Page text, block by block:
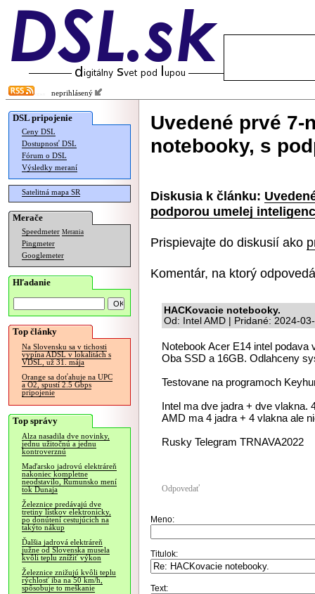
neprihlásený
DSL pripojenie
Ceny DSL
Dostupnosť DSL
Fórum o DSL
Výsledky meraní
Satelitná mapa SR
Merače
Speedmeter Merania
Pingmeter
Googlemeter
Hľadanie
Top články
Na Slovensku sa v tichosti
vypína ADSL v lokalitách s
VDSL, už 31. mája
Orange sa doťahuje na UPC
a O2, spustí 2.5 Gbps
pripojenie
Top správy
Alza nasadila dve novinky,
jednu užitočnú a jednu
kontroverznú
Maďarsko jadrovú elektráreň
nakoniec kompletne
neodstavilo, Rumunsko mení
tok Dunaja
Železnice predávajú dve
tretiny lístkov elektronicky,
po donútení cestujúcich na
takýto nákup
Ďalšia jadrová elektráreň
južne od Slovenska musela
kvôli teplu znížiť výkon
Železnice znižujú kvôli teplu
rýchlosť iba na 50 km/h,
spôsobuje to meškanie
Uvedené prvé 7-
notebooky, s
Diskusia k článku:
podporou umelej
Prispievajte do diskusií ako
Komentár, na ktorý
HACKovacie notebooky.
Od: Intel AMD | Pridané: 2024-
Notebook Acer E14 intel
Oba SSD a 16GB. Odlahceny
Testovane na programoch
Intel ma dve jadra + dve vlakna.
AMD ma 4 jadra + 4 vlakna ale
Rusky Telegram TRNAVA2022
Odpovedať
Meno:
Titulok:
Text: